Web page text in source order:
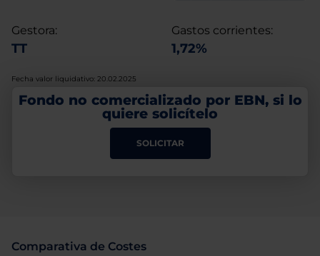
Gestora:
TT
Gastos corrientes:
1,72%
Fecha valor liquidativo: 20.02.2025
Fondo no comercializado por EBN, si lo
quiere solicítelo
SOLICITAR
Comparativa de Costes